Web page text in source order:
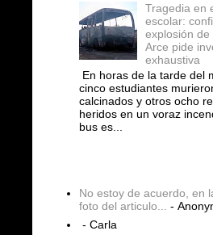
Tragedia en
escolar:
explosión
Arce pide
exhaustiva
En horas de la tarde del
cinco estudiantes
calcinados y otros ocho
heridos en un voraz
bus es...
No estoy de acuerdo, en
foto del articulo...
-
- Carla